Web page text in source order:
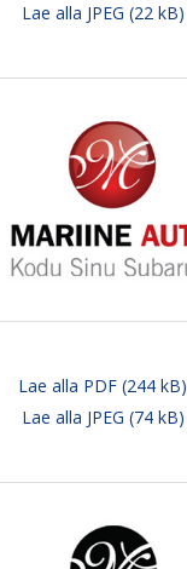
Lae alla JPEG (22 kB)
Lae alla PDF (244 kB)
Lae alla JPEG (74 kB)